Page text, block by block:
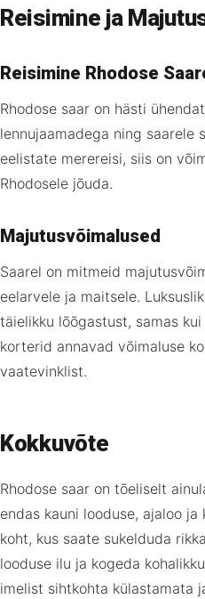
Reisimine ja
Reisimine Rhodose
Rhodose saar on hästi
lennujaamadega ning saarele
eelistate merereisi, siis on
Rhodosele jõuda.
Majutusvõimalused
Saarel on mitmeid
eelarvele ja maitsele.
täielikku lõõgastust, samas
korterid annavad võimaluse
vaatevinklist.
Kokkuvõte
Rhodose saar on tõeliselt
endas kauni looduse, ajaloo ja
koht, kus saate sukelduda
looduse ilu ja kogeda
imelist sihtkohta külastamata